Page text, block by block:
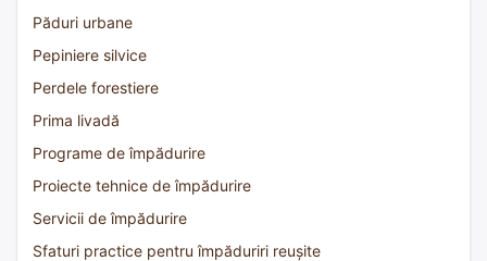
Păduri urbane
Pepiniere silvice
Perdele forestiere
Prima livadă
Programe de împădurire
Proiecte tehnice de împădurire
Servicii de împădurire
Sfaturi practice pentru împăduriri reușite